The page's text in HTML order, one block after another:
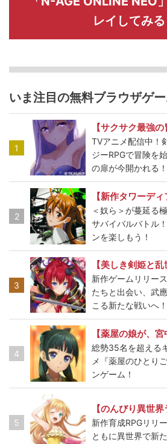
レイしてみる
いま注目の無料ブラウザゲー
1
【サクサク最強の
TVアニメ配信中！
ジーRPGで冒険を
の扉が今開かれる！
2
【新作タワーディ
＜奴ら＞が蔓延る
サバイバルバトル
ンを楽しもう！
3
【美しき剣姫と
新作ゲームリリー
たちと出会い、武
こる新たな戦いへ！
4
【薬屋の娘が、
総勢35名を超える
メ『薬屋のひとり
ンゲーム！
5
【のんびり異世界
新作育成RPGリリ
ともに異世界で新